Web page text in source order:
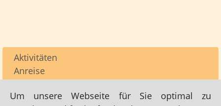
Aktivitäten
Anreise
Einkaufen / Shopping
Um unsere Webseite für Sie optimal zu